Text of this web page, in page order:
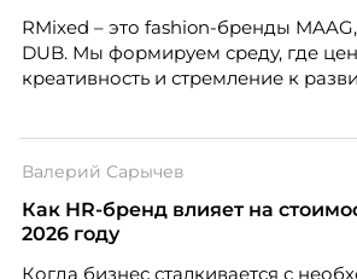
RMixed – это fashion-бренды MAAG,
DUB. Мы формируем среду, где
креативность и стремление к
Валерий Сарычев
Как HR-бренд влияет на
2026 году
Когда бизнес сталкивается с